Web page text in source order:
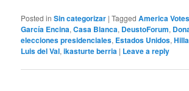
Posted in Sin categorizar |Tagged America
García Encina,Casa Blanca, DeustoForum,
elecciones presidenciales, Estados Unidos,
Luis del Val,ikasturte berria | Leave a reply